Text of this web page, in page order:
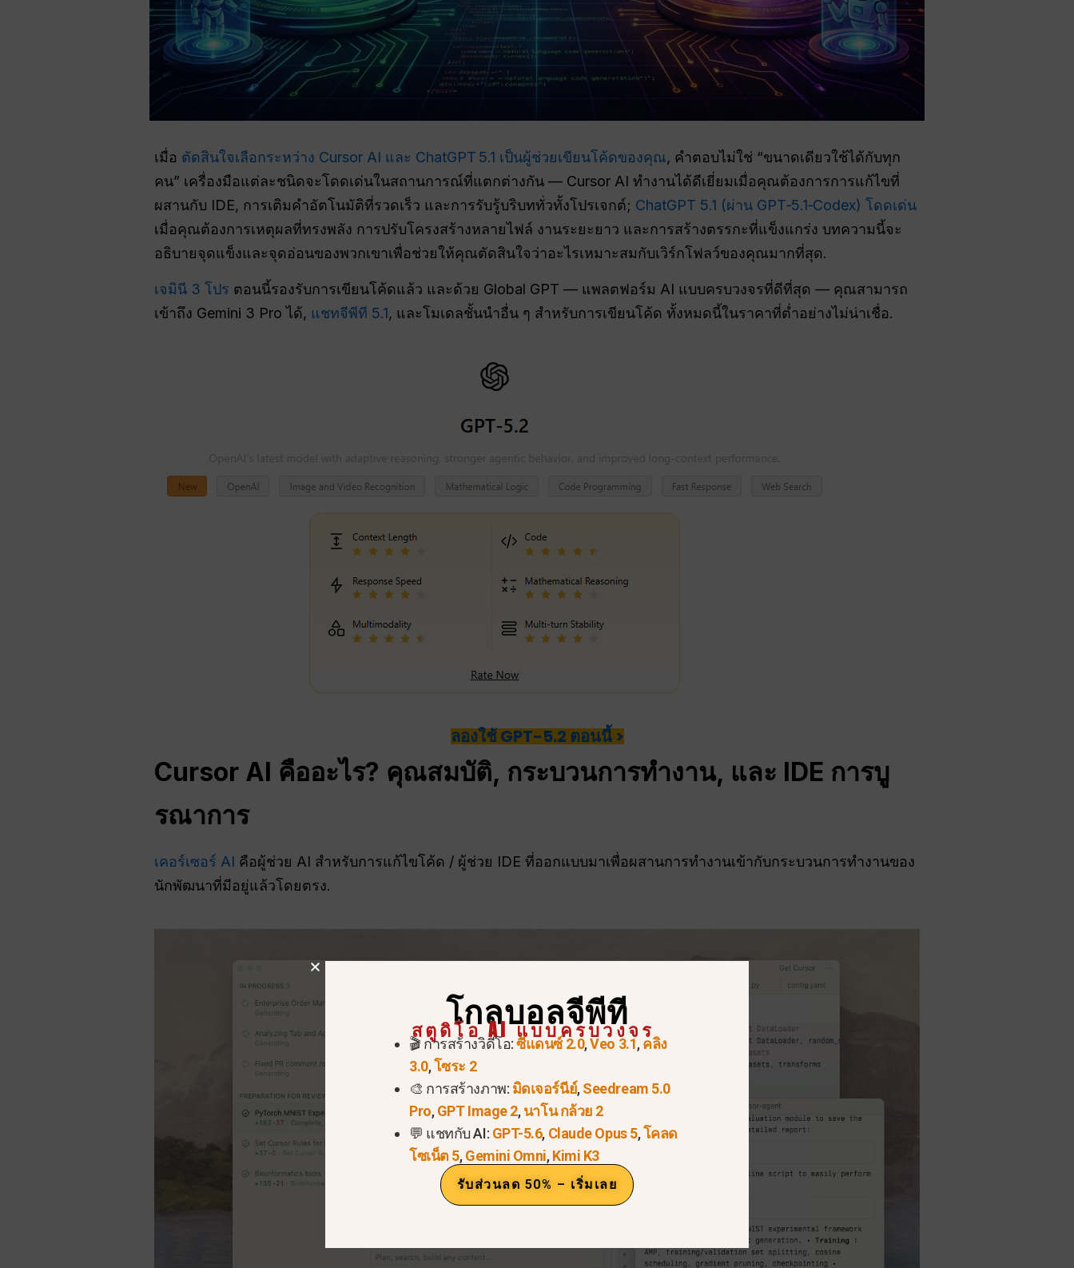
เมื่อ ตัดสินใจเลือกระหว่าง Cursor AI และ ChatGPT 5.1 เป็นผู้ช่วยเขียนโค้ดของคุณ, คำตอบไม่ใช่ “ขนาดเดียวใช้ได้กับทุก
คน” เครื่องมือแต่ละชนิดจะโดดเด่นในสถานการณ์ที่แตกต่างกัน — Cursor AI ทำงานได้ดีเยี่ยมเมื่อคุณต้องการการแก้ไขที่
ผสานกับ IDE, การเติมคำอัตโนมัติที่รวดเร็ว และการรับรู้บริบททั่วทั้งโปรเจกต์; ChatGPT 5.1 (ผ่าน GPT‑5.1‑Codex) โดดเด่น
เมื่อคุณต้องการเหตุผลที่ทรงพลัง การปรับโครงสร้างหลายไฟล์ งานระยะยาว และการสร้างตรรกะที่แข็งแกร่ง บทความนี้จะ
อธิบายจุดแข็งและจุดอ่อนของพวกเขาเพื่อช่วยให้คุณตัดสินใจว่าอะไรเหมาะสมกับเวิร์กโฟลว์ของคุณมากที่สุด.
เจมินี 3 โปร ตอนนี้รองรับการเขียนโค้ดแล้ว และด้วย Global GPT — แพลตฟอร์ม AI แบบครบวงจรที่ดีที่สุด — คุณสามารถ
เข้าถึง Gemini 3 Pro ได้, แชทจีพีที 5.1, และโมเดลชั้นนำอื่น ๆ สำหรับการเขียนโค้ด ทั้งหมดนี้ในราคาที่ต่ำอย่างไม่น่าเชื่อ.
ลองใช้ GPT-5.2 ตอนนี้ >
Cursor AI คืออะไร? คุณสมบัติ, กระบวนการทำงาน, และ IDE การบู
รณาการ
เคอร์เซอร์ AI คือผู้ช่วย AI สำหรับการแก้ไขโค้ด / ผู้ช่วย IDE ที่ออกแบบมาเพื่อผสานการทำงานเข้ากับกระบวนการทำงานของ
นักพัฒนาที่มีอยู่แล้วโดยตรง.
โกลบอลจีพีที
สตูดิโอ AI แบบครบวงจร
🎬 การสร้างวิดีโอ:ซีแดนซ์ 2.0,Veo 3.1,คลิง
3.0,โซระ 2
🎨 การสร้างภาพ: มิดเจอร์นีย์,Seedream 5.0
Pro,GPT Image 2,นาโน กล้วย 2
💬 แชทกับ AI: GPT-5.6, Claude Opus 5,โคลด
โซเน็ต 5,Gemini Omni,Kimi K3
รับส่วนลด 50% – เริ่มเลย